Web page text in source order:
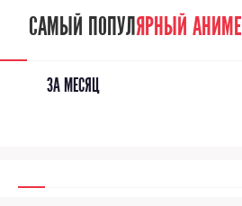
САМЫЙ ПОПУЛЯРНЫЙ АНИМЕ
ЗА МЕСЯЦ